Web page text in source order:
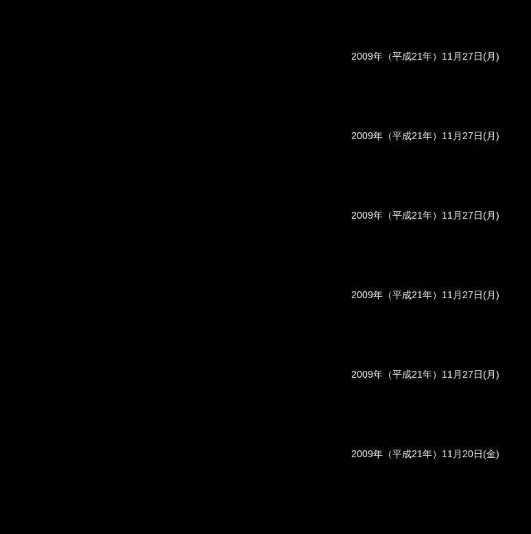
2009年（平成21年）11月27日(月)
2009年（平成21年）11月27日(月)
2009年（平成21年）11月27日(月)
2009年（平成21年）11月27日(月)
2009年（平成21年）11月27日(月)
2009年（平成21年）11月20日(金)